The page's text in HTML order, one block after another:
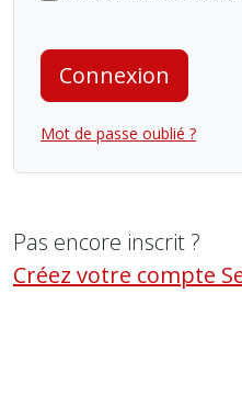
Connexion
Mot de passe oublié ?
Pas encore inscrit ?
Créez votre compte